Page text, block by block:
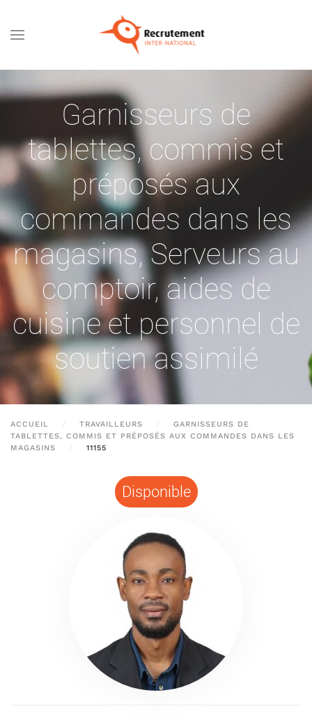
Passer au contenu principal
Garnisseurs de
tablettes, commis et
préposés aux
commandes dans les
magasins,Serveurs au
comptoir, aides de
cuisine et personnel de
soutien assimilé
ACCUEIL TRAVAILLEURS
GARNISSEURS DE
TABLETTES, COMMIS ET PRÉPOSÉS AUX COMMANDES DANS LES
MAGASINS
11155
Disponible